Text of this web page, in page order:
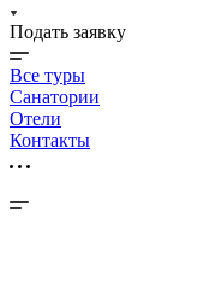
Подать заявку
Все туры
Санатории
Отели
Контакты